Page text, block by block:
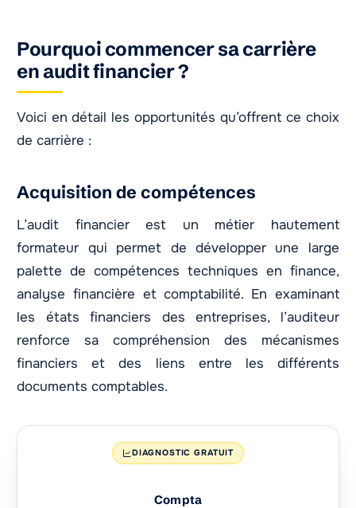
Pourquoi commencer sa carrière
en audit financier ?
Voici en détail les opportunités qu’offrent ce choix
de carrière :
Acquisition de compétences
L’audit financier est un métier hautement
formateur qui permet de développer une large
palette de compétences techniques en finance,
analyse financière et comptabilité. En examinant
les états financiers des entreprises, l’auditeur
renforce sa compréhension des mécanismes
financiers et des liens entre les différents
documents comptables.
DIAGNOSTIC GRATUIT
Compta